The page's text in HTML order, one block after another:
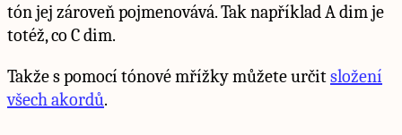
tón jej zároveň pojmenovává. Tak například A dim je
totéž, co C dim.
Takže s pomocí tónové mřížky můžete určitsložení
všech akordů.